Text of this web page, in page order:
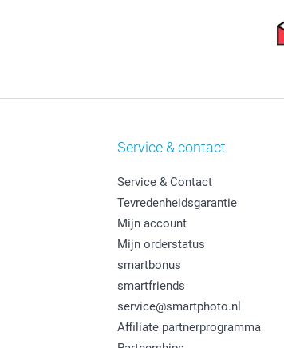
Service & contact
Service & Contact
Tevredenheidsgarantie
Mijn account
Mijn orderstatus
smartbonus
smartfriends
service@smartphoto.nl
Affiliate partnerprogramma